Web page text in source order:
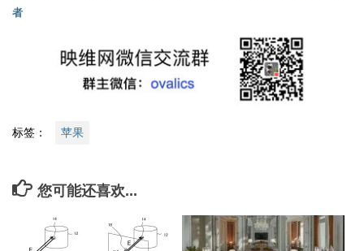
者
标签： 苹果
您可能还喜欢...